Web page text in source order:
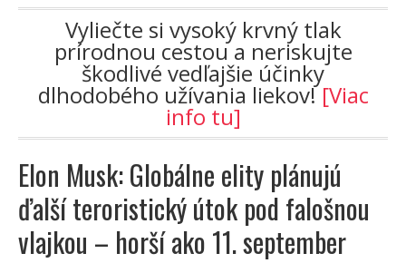
Vyliečte si vysoký krvný tlak
prírodnou cestou a neriskujte
škodlivé vedľajšie účinky
dlhodobého užívania liekov![Viac
info tu]
Elon Musk: Globálne elity plánujú
ďalší teroristický útok pod falošnou
vlajkou – horší ako 11. september